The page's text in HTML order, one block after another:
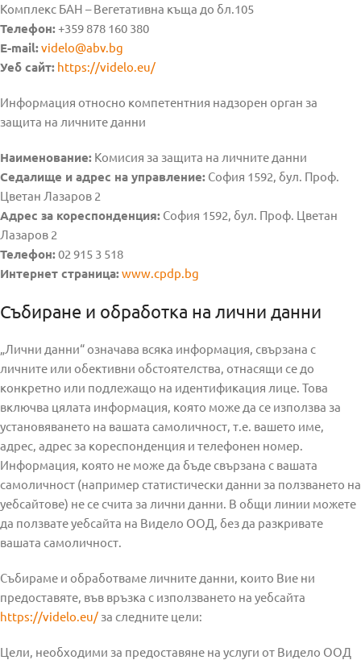
Комплекс БАН – Вегетативна къща до бл.105
Телефон:+359 878 160 380
E-mail:videlo@abv.bg
Уеб сайт: https://videlo.eu/
Информация относно компетентния надзорен орган за
защита на личните данни
Наименование: Комисия за защита на личните данни
Седалище и адрес на управление: София 1592, бул. Проф.
Цветан Лазаров 2
Адрес за кореспонденция: София 1592, бул. Проф. Цветан
Лазаров 2
Телефон:02 915 3 518
Интернет страница:www.cpdp.bg
Събиране и обработка на лични данни
„Лични данни“ означава всяка информация, свързана с
личните или обективни обстоятелства, отнасящи се до
конкретно или подлежащо на идентификация лице. Това
включва цялата информация, която може да се използва за
установяването на вашата самоличност, т.е. вашето име,
адрес, адрес за кореспонденция и телефонен номер.
Информация, която не може да бъде свързана с вашата
самоличност (например статистически данни за ползването на
уебсайтове) не се счита за лични данни. В общи линии можете
да ползвате уебсайта на Видело ООД, без да разкривате
вашата самоличност.
Събираме и обработваме личните данни, които Вие ни
предоставяте, във връзка с използването на уебсайта
https://videlo.eu/ за следните цели:
Цели, необходими за предоставяне на услуги от Видело ООД